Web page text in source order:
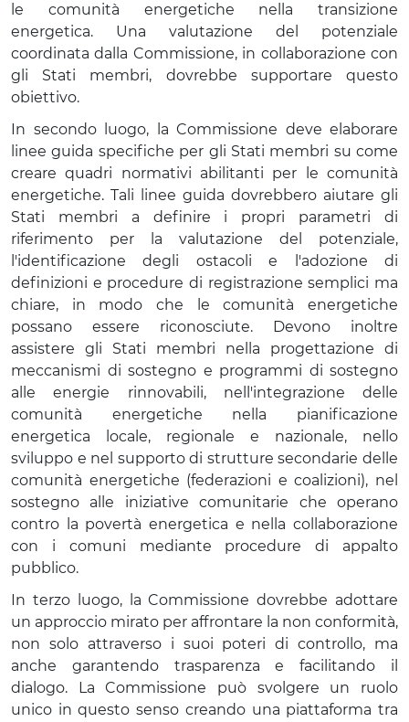
le comunità energetiche nella transizione
energetica. Una valutazione del potenziale
coordinata dalla Commissione, in collaborazione con
gli Stati membri, dovrebbe supportare questo
obiettivo.
In secondo luogo, la Commissione deve elaborare
linee guida specifiche per gli Stati membri su come
creare quadri normativi abilitanti per le comunità
energetiche. Tali linee guida dovrebbero aiutare gli
Stati membri a definire i propri parametri di
riferimento per la valutazione del potenziale,
l'identificazione degli ostacoli e l'adozione di
definizioni e procedure di registrazione semplici ma
chiare, in modo che le comunità energetiche
possano essere riconosciute. Devono inoltre
assistere gli Stati membri nella progettazione di
meccanismi di sostegno e programmi di sostegno
alle energie rinnovabili, nell'integrazione delle
comunità energetiche nella pianificazione
energetica locale, regionale e nazionale, nello
sviluppo e nel supporto di strutture secondarie delle
comunità energetiche (federazioni e coalizioni), nel
sostegno alle iniziative comunitarie che operano
contro la povertà energetica e nella collaborazione
con i comuni mediante procedure di appalto
pubblico.
In terzo luogo, la Commissione dovrebbe adottare
un approccio mirato per affrontare la non conformità,
non solo attraverso i suoi poteri di controllo, ma
anche garantendo trasparenza e facilitando il
dialogo. La Commissione può svolgere un ruolo
unico in questo senso creando una piattaforma tra